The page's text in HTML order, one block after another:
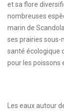
et sa flore
nombreuses
marin de
ses prairies sous-
santé écologique
pour les poissons
Les eaux autour